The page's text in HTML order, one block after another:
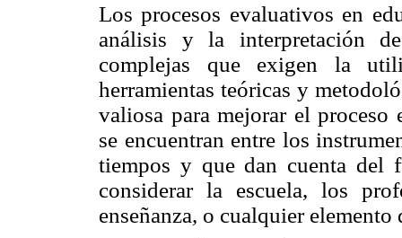
Los procesos evaluativos en
análisis y la interpretación
complejas que exigen la
herramientas teóricas y
valiosa para mejorar el
se encuentran entre los
tiempos y que dan cuenta del
considerar la escuela, los
enseñanza, o cualquier